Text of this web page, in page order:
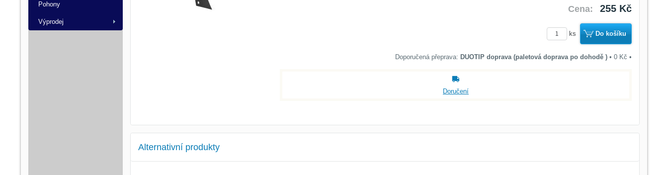
Cena: 255 Kč
ks Do košíku
DUOTIP doprava (paletová doprava po dohodě ) • 0 Kč •
Doručení
Alternativní produkty
Pohony
Výprodej